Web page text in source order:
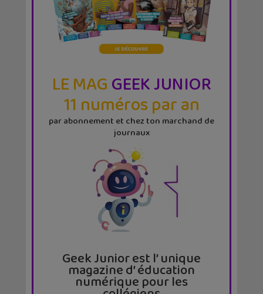
LE MAGGEEK JUNIOR
11 numéros par an
par abonnement et chez ton marchand de
journaux
Geek Junior est l’ unique
magazine d’ éducation
numérique pour les